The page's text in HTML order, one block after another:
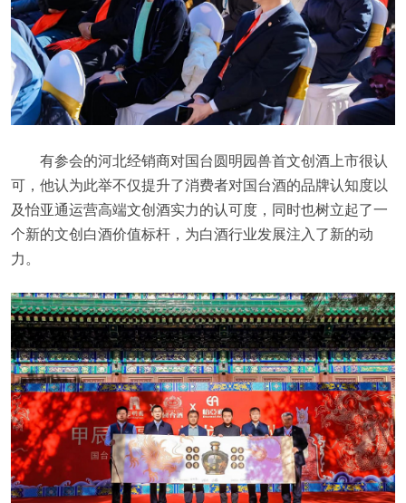
有参会的河北经销商对国台圆明园兽首文创酒上市很认
可，他认为此举不仅提升了消费者对国台酒的品牌认知度以
及怡亚通运营高端文创酒实力的认可度，同时也树立起了一
个新的文创白酒价值标杆，为白酒行业发展注入了新的动
力。